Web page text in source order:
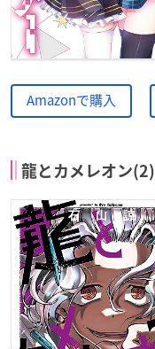
Amazonで購入
龍とカメレオン(2)